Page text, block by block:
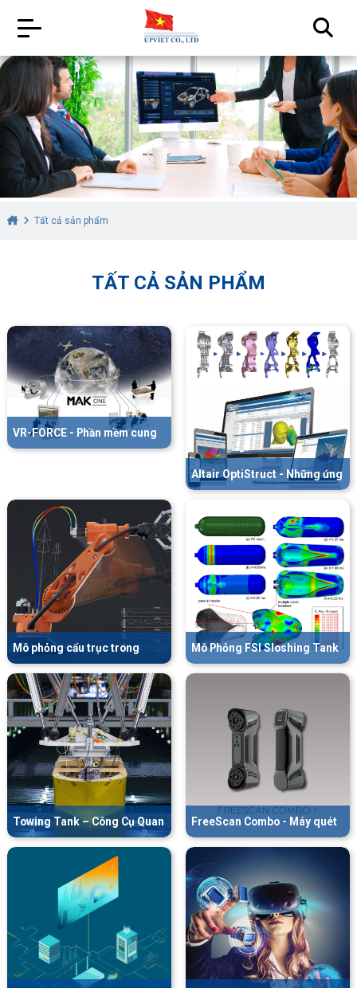
Tất cả sản phẩm
TẤT CẢ SẢN PHẨM
VR-FORCE - Phần mềm cung
cấp môi trường huấn luyện ảo
Altair OptiStruct - Những ứng
dụng phổ biến hiện nay
Mô phỏng cẩu trục trong
MotionView (Crane
Simulation in MotionView)
Mô Phỏng FSI Sloshing Tank
– Kiểm Tra Độ Bền Thành Xe
Towing Tank – Công Cụ Quan
Trọng Trong Thử Nghiệm
FreeScan Combo - Máy quét
3D cầm tay hiện đại nhất của